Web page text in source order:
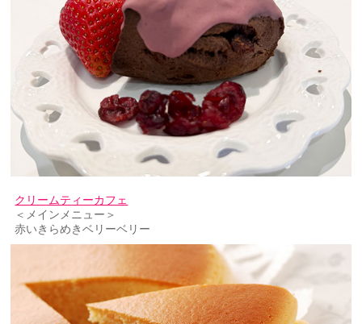
クリームティーカフェ
＜メインメニュー＞
赤いきらめきベリーベリー